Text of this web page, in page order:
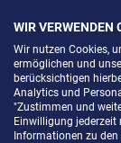
WIR VERWENDEN
Wir nutzen Cookies,
ermöglichen und
berücksichtigen
Analytics und
"Zustimmen und
Einwilligung
Informationen zu